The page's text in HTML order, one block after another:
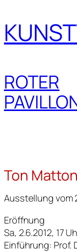
Inhalt
springen
ROTER
Ton
Ausstellung vom
Eröffnung
Sa, 2.6.2012, 17
Einführung: Prof.